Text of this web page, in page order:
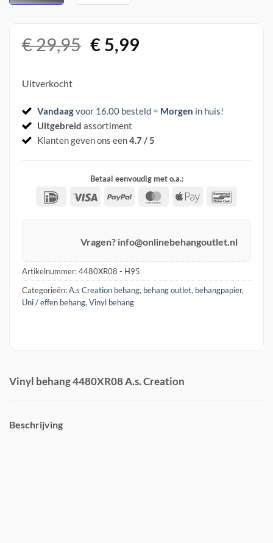
€29,95 Oorspronkelijke
€5,99Huidige
Uitverkocht
Vandaagvoor 16.00 besteld = Morgen in huis!
Uitgebreid assortiment
Klanten geven ons een4.7 / 5
Betaal eenvoudig met o.a.:
IDeal Visa PayPal MasterCard
Apple
Vragen? info@onlinebehangoutlet.nl
Artikelnummer:4480XR08 - H95
Categorieën:A.s Creation behang, behang outlet, behangpapier,
Uni / effen behang, Vinyl behang
Vinyl behang 4480XR08 A.s. Creation
Beschrijving